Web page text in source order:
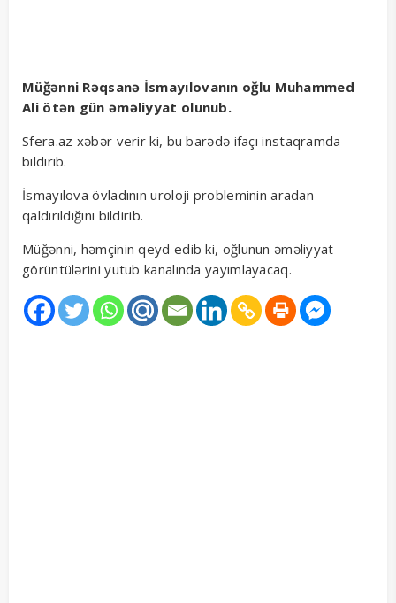
Müğənni Rəqsanə İsmayılovanın oğlu Muhammed
Ali ötən gün əməliyyat olunub.
Sfera.az xəbər verir ki, bu barədə ifaçı instaqramda
bildirib.
İsmayılova övladının uroloji probleminin aradan
qaldırıldığını bildirib.
Müğənni, həmçinin qeyd edib ki, oğlunun əməliyyat
görüntülərini yutub kanalında yayımlayacaq.